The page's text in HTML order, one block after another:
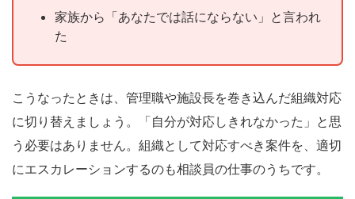
家族から「あなたでは話にならない」と言われ
た
こうなったときは、管理職や施設長を巻き込んだ組織対応
に切り替えましょう。「自分が対応しきれなかった」と思
う必要はありません。組織として対応すべき案件を、適切
にエスカレーションするのも相談員の仕事のうちです。